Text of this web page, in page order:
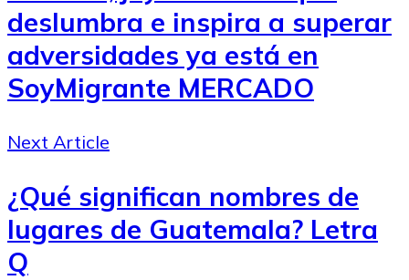
deslumbra e inspira a superar
adversidades ya está en
SoyMigrante MERCADO
Next Article
¿Qué significan nombres de
lugares de Guatemala? Letra
Q